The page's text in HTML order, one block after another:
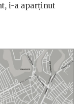
i-a aparținut